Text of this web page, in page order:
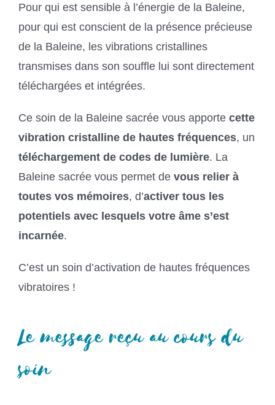
Pour qui est sensible à l’énergie de la Baleine,
pour qui est conscient de la présence précieuse
de la Baleine, les vibrations cristallines
transmises dans son souffle lui sont directement
téléchargées et intégrées.
Ce soin de la Baleine sacrée vous apporte cette
vibration cristalline de hautes fréquences, un
téléchargement de codes de lumière. La
Baleine sacrée vous permet de vous relier à
toutes vos mémoires, d’activer tous les
potentiels avec lesquels votre âme s’est
incarnée.
C’est un soin d’activation de hautes fréquences
vibratoires !
Le message reçu au cours du
soin